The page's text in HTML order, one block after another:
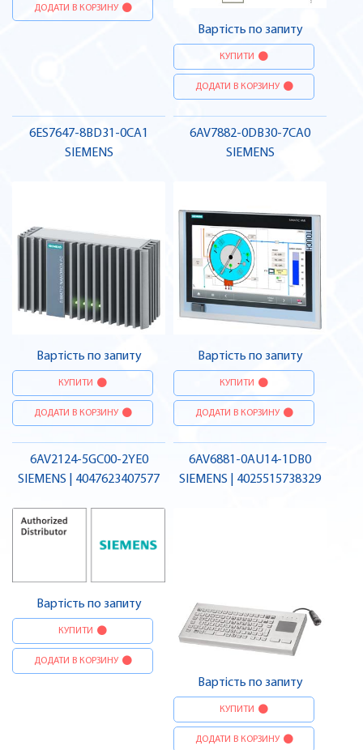
ДОДАТИ В КОРЗИНУ
Вартість по запиту
КУПИТИ
ДОДАТИ В КОРЗИНУ
6ES7647-8BD31-0CA1
SIEMENS
Вартість по запиту
КУПИТИ
ДОДАТИ В КОРЗИНУ
6AV7882-0DB30-7CA0
SIEMENS
Вартість по запиту
КУПИТИ
ДОДАТИ В КОРЗИНУ
6AV2124-5GC00-2YE0
SIEMENS | 4047623407577
Вартість по запиту
КУПИТИ
ДОДАТИ В КОРЗИНУ
6AV6881-0AU14-1DB0
SIEMENS | 4025515738329
Вартість по запиту
КУПИТИ
ДОДАТИ В КОРЗИНУ